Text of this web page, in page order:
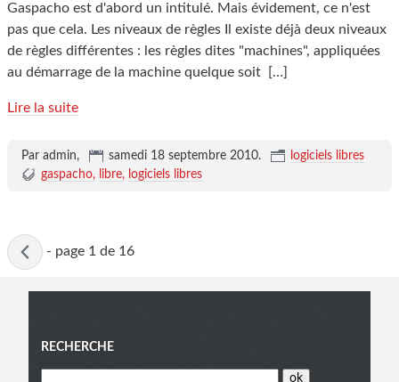
Gaspacho est d'abord un intitulé. Mais évidement, ce n'est
pas que cela. Les niveaux de règles Il existe déjà deux niveaux
de règles différentes : les règles dites "machines", appliquées
au démarrage de la machine quelque soit
[…]
Lire la suite
Par admin, samedi 18 septembre 2010.
logiciels libres
gaspacho
libre logiciels libres
- page 1 de 16
Menu
RECHERCHE